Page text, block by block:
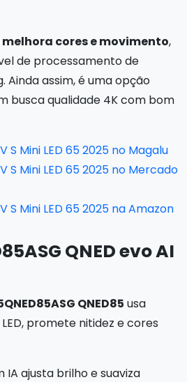
cores e movimento,
de processamento de
Ainda assim, é uma opção
busca qualidade 4K com bom
S Mini LED 65 2025 no Magalu
S Mini LED 65 2025 no Mercado
S Mini LED 65 2025 na Amazon
QNED evo AI
QNED85 usa
promete nitidez e cores
IA ajusta brilho e suaviza